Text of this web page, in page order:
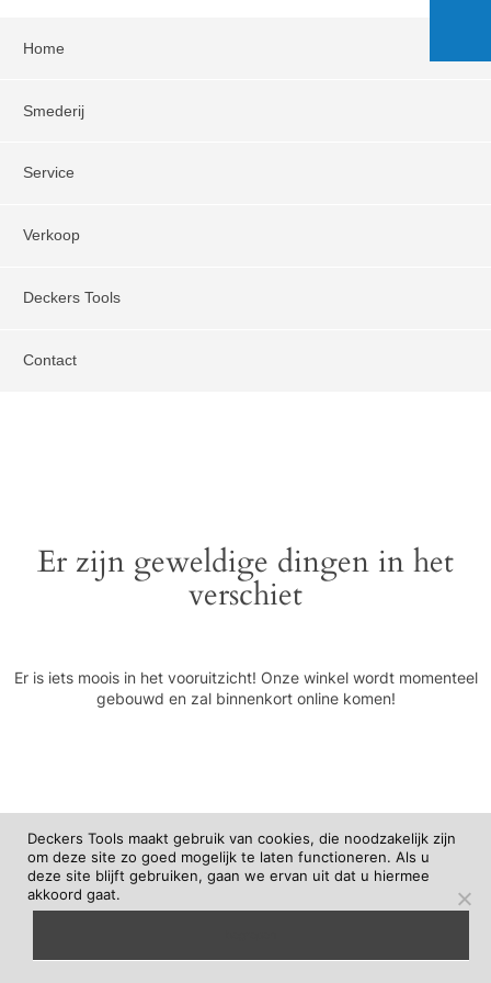
Home
Smederij
Service
Verkoop
Deckers Tools
Contact
Er zijn geweldige dingen in het
verschiet
Er is iets moois in het vooruitzicht! Onze winkel wordt momenteel
gebouwd en zal binnenkort online komen!
Deckers Tools maakt gebruik van cookies, die noodzakelijk zijn
om deze site zo goed mogelijk te laten functioneren. Als u
deze site blijft gebruiken, gaan we ervan uit dat u hiermee
akkoord gaat.